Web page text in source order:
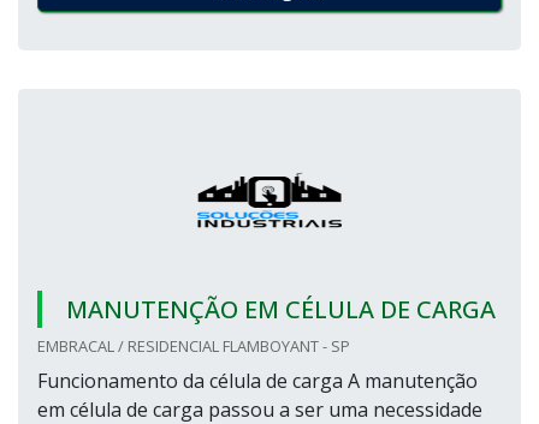
MANUTENÇÃO EM CÉLULA DE CARGA
EMBRACAL / RESIDENCIAL FLAMBOYANT - SP
Funcionamento da célula de carga A manutenção
em célula de carga passou a ser uma necessidade